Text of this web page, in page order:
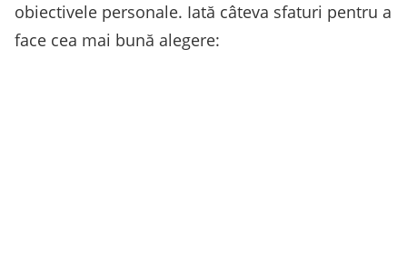
obiectivele personale. Iată câteva sfaturi pentru a
face cea mai bună alegere: